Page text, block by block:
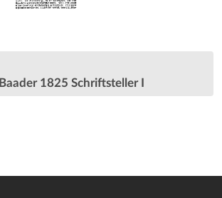
Baader 1825 Schriftsteller I